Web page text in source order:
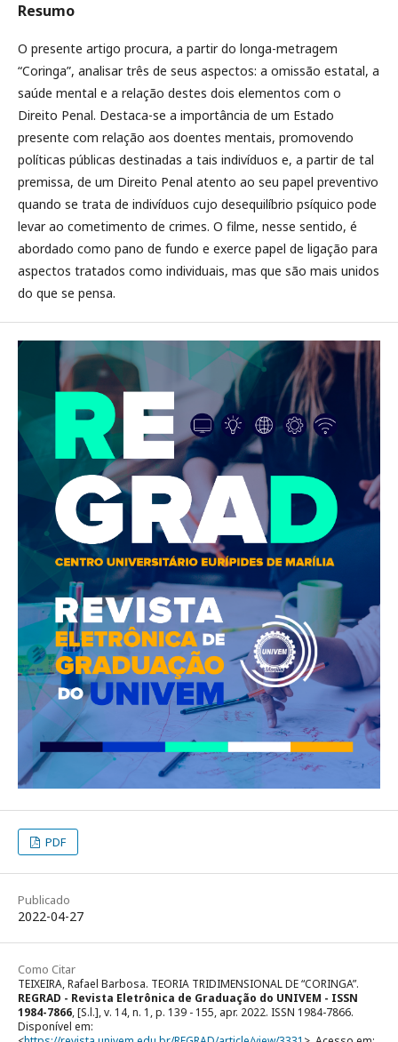
Resumo
O presente artigo procura, a partir do longa-metragem
“Coringa”, analisar três de seus aspectos: a omissão estatal, a
saúde mental e a relação destes dois elementos com o
Direito Penal. Destaca-se a importância de um Estado
presente com relação aos doentes mentais, promovendo
políticas públicas destinadas a tais indivíduos e, a partir de tal
premissa, de um Direito Penal atento ao seu papel preventivo
quando se trata de indivíduos cujo desequilíbrio psíquico pode
levar ao cometimento de crimes. O filme, nesse sentido, é
abordado como pano de fundo e exerce papel de ligação para
aspectos tratados como individuais, mas que são mais unidos
do que se pensa.
PDF
Publicado
2022-04-27
Como Citar
TEIXEIRA, Rafael Barbosa. TEORIA TRIDIMENSIONAL DE “CORINGA”.
REGRAD - Revista Eletrônica de Graduação do UNIVEM - ISSN
1984-7866, [S.l.], v. 14, n. 1, p. 139 - 155, apr. 2022. ISSN 1984-7866.
Disponível em: